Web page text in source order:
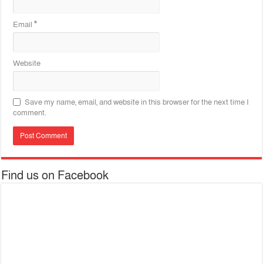
Email*
Website
Save my name, email, and website in this browser for the next time I
comment.
Find us on Facebook